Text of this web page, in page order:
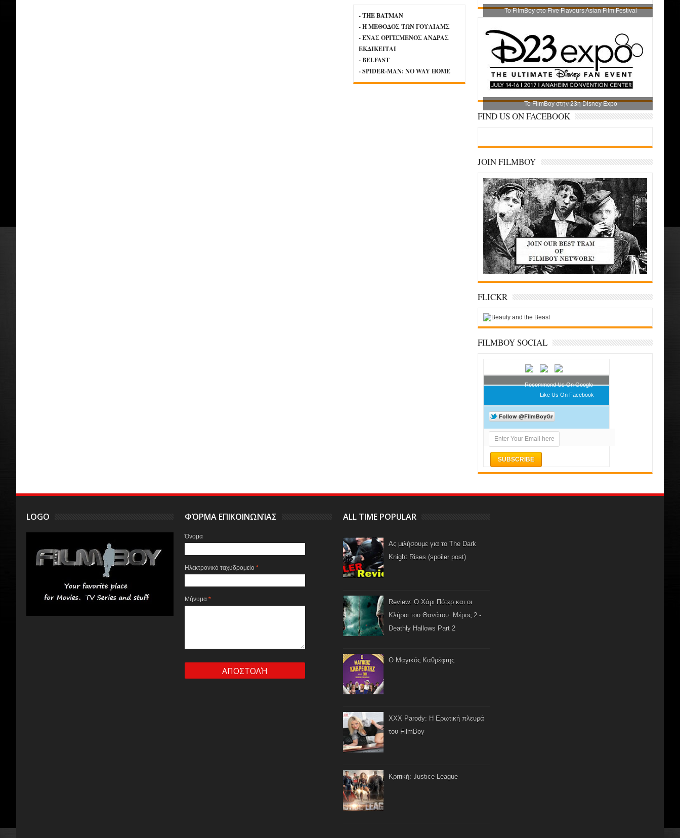
Το FilmBoy στο Five Flavours Asian Film Festival
Το FilmBoy στην 23η Disney Expo
FIND US ON FACEBOOK
JOIN FILMBOY
FLICKR
FILMBOY SOCIAL
Recommend Us On Google
Like Us On Facebook
- THE BATMAN
- Η ΜΕΘΟΔΟΣ ΤΩΝ ΓΟΥΛΙΑΜΣ
- ΕΝΑΣ ΟΡΓΙΣΜΕΝΟΣ ΑΝΔΡΑΣ
ΕΚΔΙΚΕΙΤΑΙ
- BELFAST
- SPIDER-MAN: NO WAY HOME
LOGO ΦΌΡΜΑ ΕΠΙΚΟΙΝΩΝΊΑΣ
Όνομα
Ηλεκτρονικό ταχυδρομείο*
Μήνυμα*
ALL TIME POPULAR
Ας μιλήσουμε για το The Dark
Knight Rises (spoiler post)
Review: Ο Χάρι Πότερ και οι
Κλήροι του Θανάτου: Μέρος 2 -
Deathly Hallows Part 2
Ο Μαγικός Καθρέφτης
XXX Parody: Η Ερωτική πλευρά
του FilmBoy
Κριτική: Justice League